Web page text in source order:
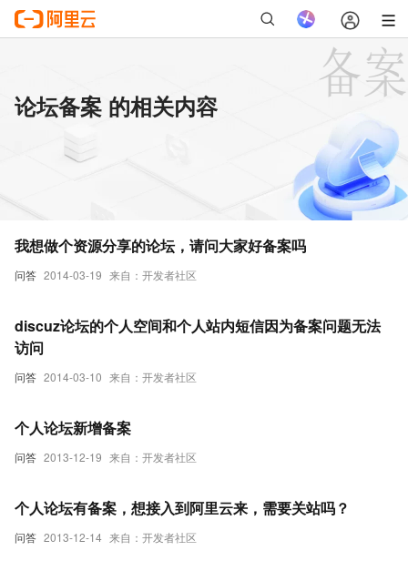
论坛备案 的相关内容
问答 2014-03-19 来自：开发者社区
我想做个资源分享的论坛，请问大家好备案吗
问答 2014-03-10 来自：开发者社区
discuz论坛的个人空间和个人站内短信因为备案问题无法
访问
问答 2013-12-19 来自：开发者社区
个人论坛新增备案
问答 2013-12-14 来自：开发者社区
个人论坛有备案，想接入到阿里云来，需要关站吗？